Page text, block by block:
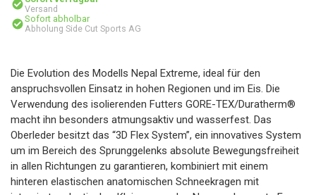
Versand
Sofort abholbar
Abholung Side Cut Sports AG
Die Evolution des Modells Nepal Extreme, ideal für den
anspruchsvollen Einsatz in hohen Regionen und im Eis. Die
Verwendung des isolierenden Futters GORE-TEX/Duratherm®
macht ihn besonders atmungsaktiv und wasserfest. Das
Oberleder besitzt das “3D Flex System”, ein innovatives System
um im Bereich des Sprunggelenks absolute Bewegungsfreiheit
in allen Richtungen zu garantieren, kombiniert mit einem
hinteren elastischen anatomischen Schneekragen mit